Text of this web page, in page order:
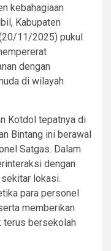
kebahagiaan
Kabupaten
11/2025) pukul
dengan
di wilayah
Kotdol tepatnya di
Bintang ini berawal
Satgas. Dalam
dengan
lokasi.
para personel
memberikan
terus bersekolah